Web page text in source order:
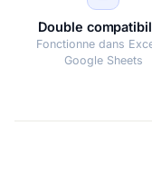
Double
Fonctionne dans
Google Sheets